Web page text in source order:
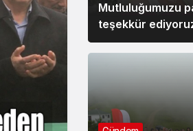
Mutluluğumuzu
teşekkür